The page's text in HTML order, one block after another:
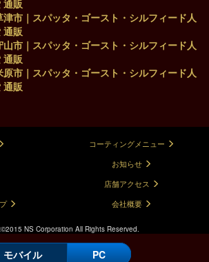
通販
市｜スパッタ・ゴースト・シルフィード人
通販
市｜スパッタ・ゴースト・シルフィード人
通販
市｜スパッタ・ゴースト・シルフィード人
通販
コーティングメニュー
お知らせ
店舗アクセス
会社概要
NS Corporation All Rights Reserved.
モバイル PC